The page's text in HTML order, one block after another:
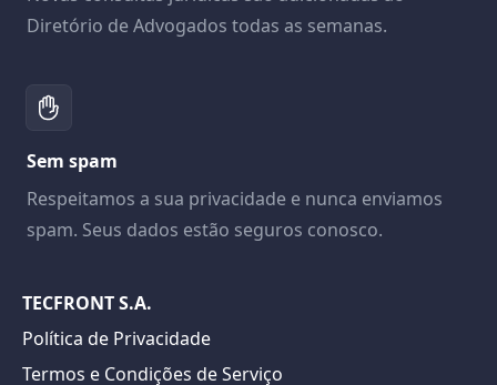
Diretório de Advogados todas as semanas.
Sem spam
Respeitamos a sua privacidade e nunca enviamos
spam. Seus dados estão seguros conosco.
TECFRONT S.A.
Política de Privacidade
Termos e Condições de Serviço